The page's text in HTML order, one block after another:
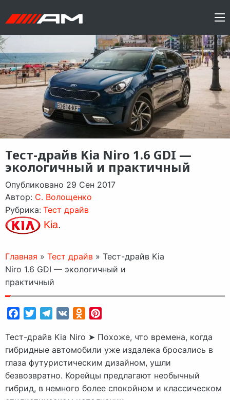
Тест-драйв Kia Niro 1.6 GDI —
экологичный и практичный
Опубликовано 29 Сен 2017
Автор: C. Волощенко
Рубрика: Тест драйв
Kia.
Главная » Тест драйв » Тест-драйв Kia
Niro 1.6 GDI — экологичный и
практичный
FacebookTwitterTelegram
VK Odnoklassniki
Тест-драйв Kia Niro ➤ Похоже, что времена, когда
гибридные автомобили уже издалека бросались в
глаза футуристическим дизайном, ушли
безвозвратно. Корейцы предлагают необычный
гибрид, в немного более спокойном и классическом